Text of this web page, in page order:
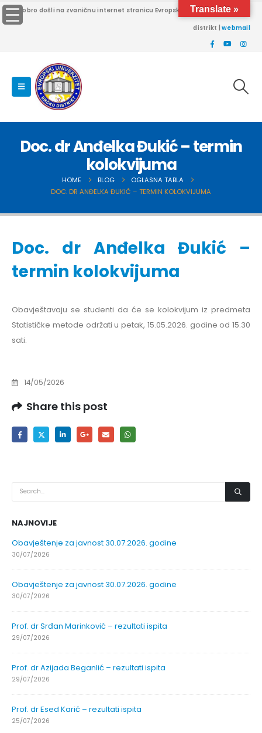
Dobro došli na zvaničnu internet stranicu Evropskog univerziteta Brčko
distrikt |webmail
Doc. dr Anđelka Đukić – termin
kolokvijuma
HOME BLOG
OGLASNA TABLA
DOC. DR ANĐELKA ĐUKIĆ – TERMIN KOLOKVIJUMA
Doc. dr Anđelka Đukić –
termin kolokvijuma
Obavještavaju se studenti da će se kolokvijum iz predmeta
Statističke metode održati u petak, 15.05.2026. godine od 15.30
sati.
14/05/2026
Share this post
NAJNOVIJE
Obavještenje za javnost 30.07.2026. godine
30/07/2026
Obavještenje za javnost 30.07.2026. godine
30/07/2026
Prof. dr Srđan Marinković – rezultati ispita
29/07/2026
Prof. dr Azijada Beganlić – rezultati ispita
29/07/2026
Prof. dr Esed Karić – rezultati ispita
25/07/2026
Translate »